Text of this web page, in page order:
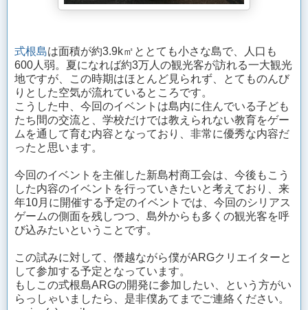
式根島は面積が約3.9k㎡ととても小さな島で、人口も
600人弱。夏になれば約3万人の観光客が訪れる一大観光
地ですが、この時期はほとんど見られず、とてものんび
りとした空気が流れているところです。
こうした中、今回のイベントは島内に住んでいる子ども
たち間の交流と、学校だけでは教えられない教育をゲー
ムを通して育む内容となっており、非常に優秀な内容だ
ったと思います。
今回のイベントを主催した新島村商工会は、今後もこう
した内容のイベントを行っていきたいと考えており、来
年10月に開催する予定のイベントでは、今回のシリアス
ゲームの側面を残しつつ、島外からも多くの観光客を呼
び込みたいということです。
この試みに対して、僭越ながら僕がARGクリエイターと
して参加する予定となっています。
もしこの式根島ARGの開発に参加したい、という方がい
らっしゃいましたら、是非僕あてまでご連絡ください。